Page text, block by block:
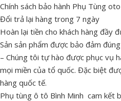
Chính sách bảo hành Phụ Tùng
Đổi trả lại hàng trong 7 ngày
Hoàn lại tiền cho khách hàng đầy
Sản sản phẩm được bảo đảm
– Chúng tôi tự hào được phục vụ
mọi miền của tổ quốc. Đặc biệt
hàng quốc tế.
Phụ tùng ô tô Bình Minh cam kết